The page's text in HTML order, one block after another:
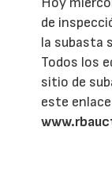
de
la subasta
Todos los
sitio de
este enlace